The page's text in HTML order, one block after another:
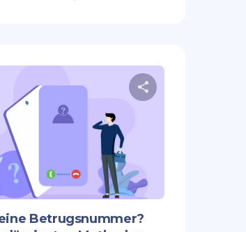
Betrugsnummer?